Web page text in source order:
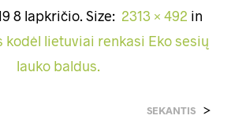
8 lapkričio. Size: 2313 × 492 in
kodėl lietuviai renkasi Eko sesių
lauko baldus.
SEKANTIS >